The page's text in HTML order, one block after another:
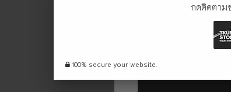
กดติดตาม
100% secure your website.